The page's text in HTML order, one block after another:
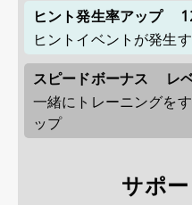
ヒント発生率アップ
ヒントイベントが発生
スピードボーナス
レ
一緒にトレーニングを
ップ
サポ